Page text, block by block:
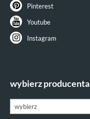
Pinterest
Youtube
Instagram
wybierz producenta